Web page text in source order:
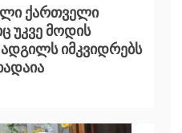
ქართველი
უკვე მოდის
იმკვიდრებს